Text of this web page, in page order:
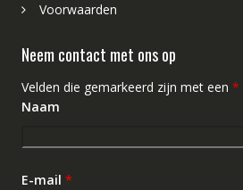
Voorwaarden
Neem contact met ons op
Velden die gemarkeerd zijn met een *
Naam
E-mail *